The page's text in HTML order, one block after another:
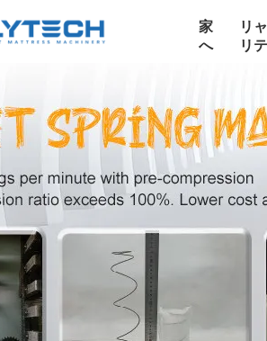
家
へ
リ
リ